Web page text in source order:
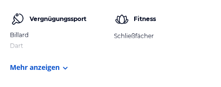
Vergnügungssport
Billard
Dart
Fitness
Schließfächer
Mehr anzeigen